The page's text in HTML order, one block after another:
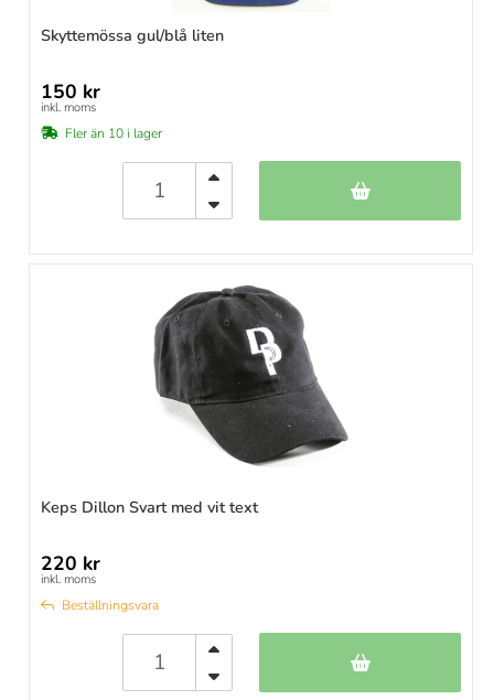
Skyttemössa gul/blå liten
150 kr
inkl. moms
Fler än 10 i lager
Keps Dillon Svart med vit text
220 kr
inkl. moms
Beställningsvara